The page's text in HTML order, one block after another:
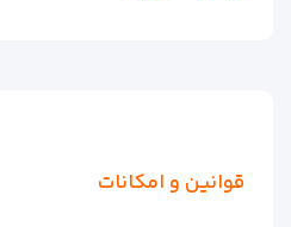
قوانین و امکانات